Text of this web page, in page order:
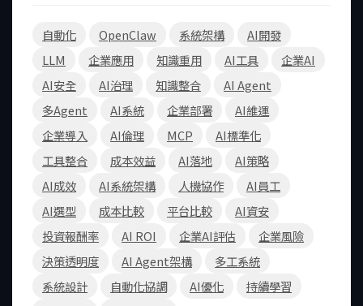
自動化 OpenClaw 系統架構
AI開發
LLM
企業應用 知識重用 AI工具
企業AI
AI安全
AI治理 知識整合
AI Agent
多Agent
AI系統 企業部署
AI維運
企業導入
AI倫理 MCP
AI標準化
工具整合
成本效益 AI落地
AI策略
AI成效
AI系統架構 人機協作
AI員工
AI選型
成本比較 平台比較
AI資安
投資報酬率
AI ROI 企業AI評估
企業風險
決策透明度
AI Agent架構
多工系統
系統設計
自動化協調 AI優化
持續學習